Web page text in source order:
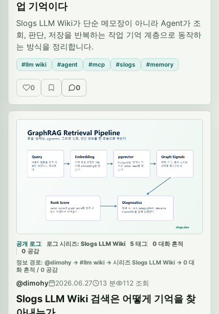
업 기억이다
Slogs LLM Wiki가 단순 메모장이 아니라 Agent가 조
회, 판단, 저장을 반복하는 작업 기억 계층으로 동작하
는 방식을 정리합니다.
#llm wiki #agent #mcp #slogs #memory
0
공감 저장 0
대화 흔적
공개 로그 로그 시리즈: Slogs LLM Wiki 5 태그
0 대화 흔적
0 공감
정보 경로: @dimohy -> #llm wiki -> 시리즈 Slogs LLM Wiki -> 0 대
화 흔적 / 0 공감
@dimohy 2026.06.27 13 분 112 조회
Slogs LLM Wiki 검색은 어떻게 기억을 찾